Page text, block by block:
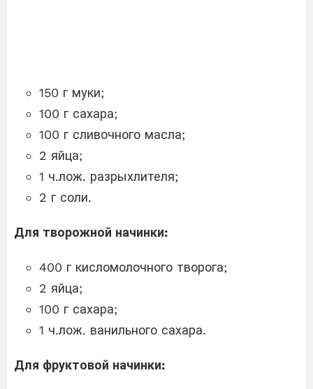
150 г муки;
100 г сахара;
100 г сливочного масла;
2 яйца;
1 ч.лож. разрыхлителя;
2 г соли.
Для творожной начинки:
400 г кисломолочного творога;
2 яйца;
100 г сахара;
1 ч.лож. ванильного сахара.
Для фруктовой начинки: